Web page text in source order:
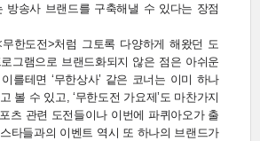
방송사 브랜드를 구축해낼 수 있다는 장점
한도전>처럼 그토록 다양하게 해왔던 도
그램으로 브랜드화되지 않은 점은 아쉬운
를테면 ‘무한상사’ 같은 코너는 이미 하나
볼 수 있고, ‘무한도전 가요제’도 마찬가지
츠 관련 도전들이나 이번에 파퀴아오가 출
타들과의 이벤트 역시 또 하나의 브랜드가